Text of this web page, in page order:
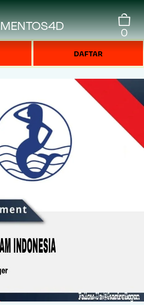
MENTOS4D 0
DAFTAR